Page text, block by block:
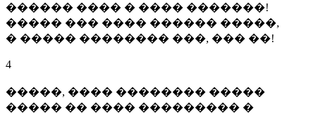
������ ���� � ���� �������!
����� ��� ���� ������ �����,
� ����� �������� ���, ��� ��!
4
�����, ���� �������� �����
����� �� ���� ��������� �